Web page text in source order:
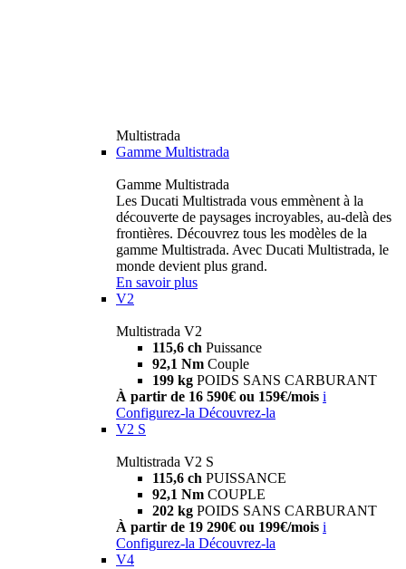
Multistrada
Gamme Multistrada
Gamme Multistrada
Les Ducati Multistrada vous emmènent à la
découverte de paysages incroyables, au-delà des
frontières. Découvrez tous les modèles de la
gamme Multistrada. Avec Ducati Multistrada, le
monde devient plus grand.
En savoir plus
V2
Multistrada V2
115,6 ch Puissance
92,1 Nm Couple
199 kg POIDS SANS CARBURANT
À partir de 16 590€ ou 159€/mois i
Configurez-la Découvrez-la
V2 S
Multistrada V2 S
115,6 ch PUISSANCE
92,1 Nm COUPLE
202 kg POIDS SANS CARBURANT
À partir de 19 290€ ou 199€/mois i
Configurez-la Découvrez-la
V4